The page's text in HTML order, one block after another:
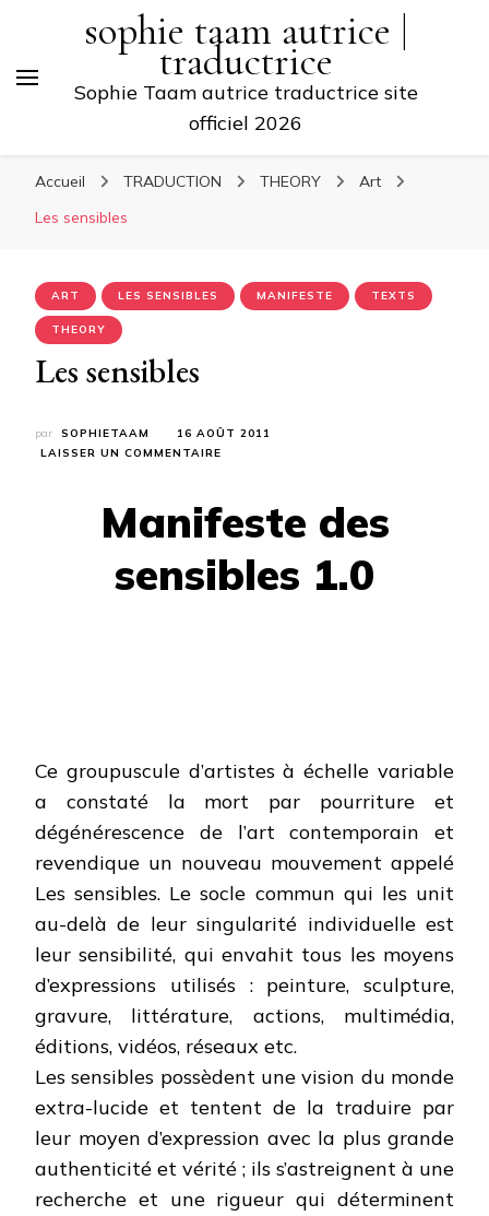
sophie taam autrice |
traductrice
Sophie Taam autrice traductrice site
officiel 2026
Accueil TRADUCTION THEORY
Art
Les sensibles
ART LES SENSIBLES MANIFESTE TEXTS
THEORY
Les sensibles
par SOPHIETAAM
16 AOÛT 2011
LAISSER UN COMMENTAIRE
Manifeste des
sensibles 1.0
Ce groupuscule d’artistes à échelle variable
a constaté la mort par pourriture et
dégénérescence de l’art contemporain et
revendique un nouveau mouvement appelé
Les sensibles. Le socle commun qui les unit
au-delà de leur singularité individuelle est
leur sensibilité, qui envahit tous les moyens
d’expressions utilisés : peinture, sculpture,
gravure, littérature, actions, multimédia,
éditions, vidéos, réseaux etc.
Les sensibles possèdent une vision du monde
extra-lucide et tentent de la traduire par
leur moyen d’expression avec la plus grande
authenticité et vérité ; ils s’astreignent à une
recherche et une rigueur qui déterminent